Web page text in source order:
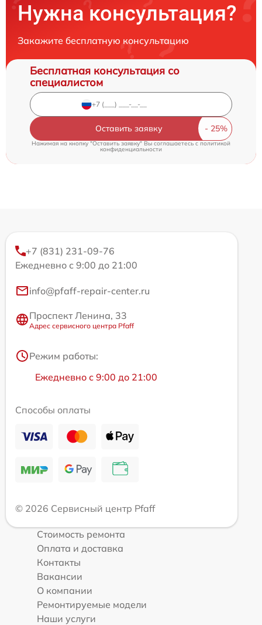
Нужна консультация?
Закажите бесплатную консультацию
Бесплатная консультация со
специалистом
Оставить заявку
Нажимая на кнопку "Оставить заявку" Вы соглашаетесь cполитикой
конфиденциальности
+7 (831) 231-09-76
Ежедневно с 9:00 до 21:00
info@pfaff-repair-center.ru
Проспект Ленина, 33
Адрес сервисного центра Pfaff
Режим работы:
Ежедневно с 9:00 до 21:00
Способы оплаты
© 2026 Сервисный центр Pfaff
Стоимость ремонта
Оплата и доставка
Контакты
Вакансии
О компании
Ремонтируемые модели
Наши услуги